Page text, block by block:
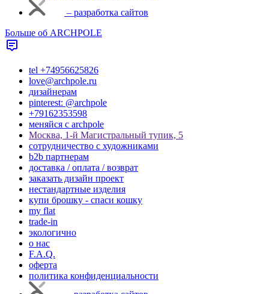
– разработка сайтов
Больше об ARCHPOLE
tel +74956625826
love@archpole.ru
дизайнерам
pinterest: @archpole
+79162353598
меняйся с аrchpole
Москва, 1-й Магистральный тупик, 5
cотрудничество с художниками
b2b партнерам
доставка / оплата / возврат
заказать дизайн проект
нестандартные изделия
купи брошку - спаси кошку
my flat
trade-in
экологично
о нас
F.A.Q.
оферта
политика конфиденциальности